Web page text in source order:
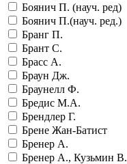
Боянич П. (науч. ред)
Боянич П.(науч. ред.)
Бранг П.
Брант С.
Брасс А.
Браун Дж.
Браунелл Ф.
Бредис М.А.
Брендлер Г.
Брене Жан-Батист
Бренер А.
Бренер А., Кузьмин В.